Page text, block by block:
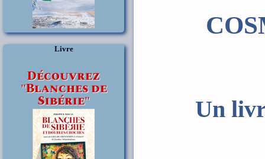
Livre
Découvrez
"Blanches de
Sibérie" Un